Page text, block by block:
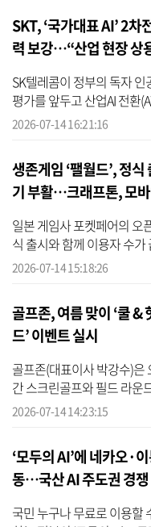
SKT, ‘국가대표 AI’ 2차
력 보강…“산업 현장 상
SK텔레콤이 정부의 독자
평가를 앞두고 산업AI 전환
규모 모델의 성능을 끌어올
2026-07-14 16:21:16
생존게임 ‘팰월드’, 정식
기 부활…크래프톤, 모
대감 ↑
일본 게임사 포켓페어의 오
식 출시와 함께 이용자 수
년 6개월간의 얼리 액세스
2026-07-14 15:18:26
골프존, 여름 맞이 ‘쿨 &
드’ 이벤트 실시
골프존(대표이사 박강수)
간 스크린골프와 필드 라운
린 to 필드’ 이벤트를 운영한
2026-07-14 14:23:15
‘모두의 AI’에 네카오·
동…국산 AI 주도권 경쟁
국민 누구나 무료로 이용할